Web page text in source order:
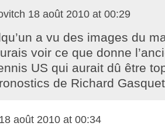
18 août 2010 at 00:29
a vu des images du
voir ce que donne
US qui aurait dû être
de Richard
18 août 2010 at 00:34